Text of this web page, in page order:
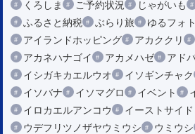
くろしま
ご予約状況 じゃがいも
ふるさと納税
ぶらり旅
ゆるフォト
アイランドホッピング
アカククリ
アカネハナゴイ
アカメハゼ アド
イシガキカエルウオ
イソギンチャク
イソバナ
イソマグロ イベント
イロカエルアンコウ
イーストサイド
ウデフリツノザヤウミウシ
ウミウシ